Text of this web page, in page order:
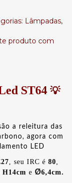
Lâmpadas,
produto com
ST64 💡
a releitura das
agora com
LED
, seu IRC é 80
H14cm e Ø6,4cm.